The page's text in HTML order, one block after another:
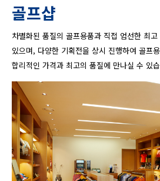
골프샵
차별화된 품질의 골프용품과 직접 엄선한 최
있으며, 다양한 기획전을 상시 진행하여 골프
합리적인 가격과 최고의 품질에 만나실 수 있